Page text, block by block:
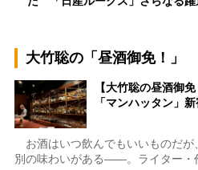
大竹聡の「昼酒御免！」
【大竹聡の昼酒御
「マンハッタン」
お酒はいつ飲んでもいいものだが
別の味わいがある――。ライター・